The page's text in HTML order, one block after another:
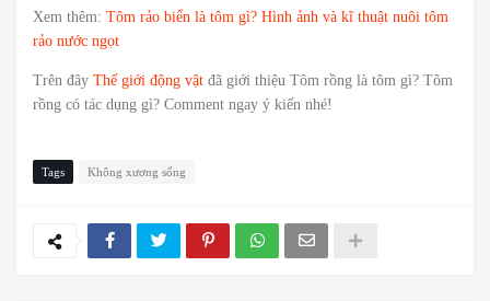
Xem thêm: Tôm rảo biển là tôm gì? Hình ảnh và kĩ thuật nuôi tôm
rảo nước ngọt
Trên đây Thế giới động vật đã giới thiệu Tôm rồng là tôm gì? Tôm
rồng có tác dụng gì? Comment ngay ý kiến nhé!
Tags Không xương sống